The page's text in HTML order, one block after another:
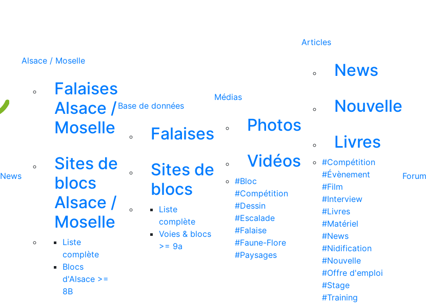
News
Alsace / Moselle
Falaises
Alsace /
Moselle
Sites de
blocs
Alsace /
Moselle
Liste
complète
Blocs
d'Alsace >=
8B
Base de données
Falaises
Sites de
blocs
Liste
complète
Voies & blocs
>= 9a
Médias
Photos
Vidéos
#Bloc
#Compétition
#Dessin
#Escalade
#Falaise
#Faune-Flore
#Paysages
Articles
News
Nouvelle
Livres
#Compétition
#Évènement
#Film
#Interview
#Livres
#Matériel
#News
#Nidification
#Nouvelle
#Offre d'emploi
#Stage
#Training
Forum